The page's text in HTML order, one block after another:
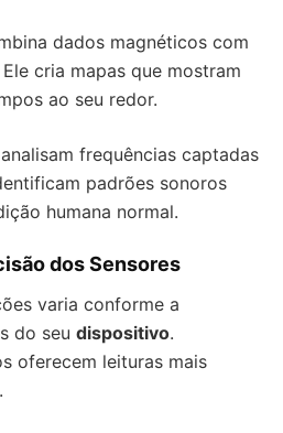
dados magnéticos com
cria mapas que mostram
ao seu redor.
frequências captadas
padrões sonoros
humana normal.
dos Sensores
varia conforme a
do seu dispositivo.
oferecem leituras mais